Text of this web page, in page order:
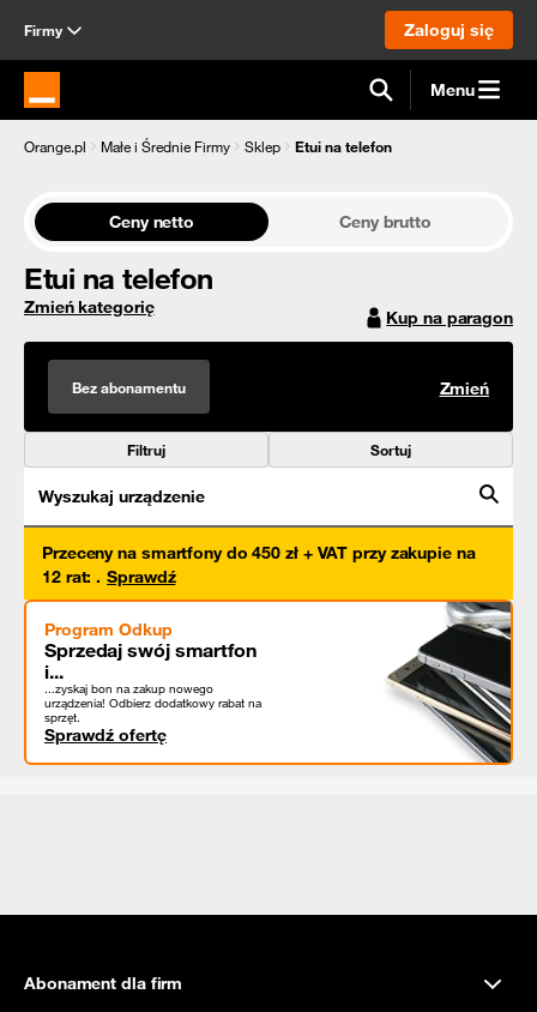
Firmy Zaloguj się
Strona główna Orange.pl Menu
Orange.pl Małe i Średnie Firmy Sklep Etui na telefon
Ceny netto Ceny brutto
Etui na telefon
Zmień kategorię Kup na paragon
Bez abonamentu Zmień
Filtruj Sortuj
Wyszukaj urządzenie
Przeceny na smartfony do 450 zł + VAT przy zakupie na
12 rat: . Sprawdź
Program Odkup
Sprzedaj swój smartfon
i...
...zyskaj bon na zakup nowego
urządzenia! Odbierz dodatkowy rabat na
sprzęt.
Sprawdź ofertę
Abonament dla firm